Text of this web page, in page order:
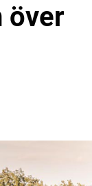
över